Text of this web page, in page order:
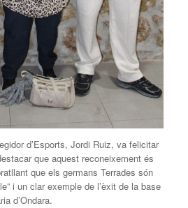
d’Esports, Jordi Ruiz, va felicitar
que aquest reconeixement és
que els germans Terrades són
i un clar exemple de l’èxit de la base
d’Ondara.